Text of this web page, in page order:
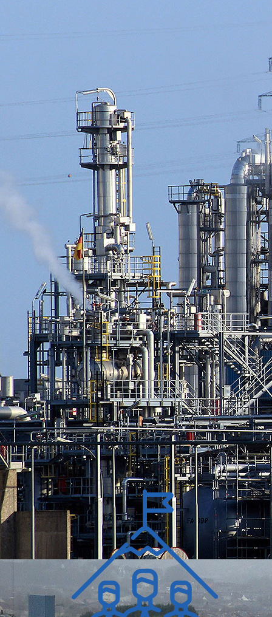
Почему мы?
Главное для нас -улучшение экономических показателей
путем внедрения оптимальных
технологических решений и методов в сфере подготовки,
очистки и реагентной обработки воды.
ТОО «Asia Water Service» предлагает комплексные
решения и качественное исполнение проектов
подготовки и очистки воды для следующих отраслей
промышленности: энергетика, нефтепереработка и
нефтехимия, металлургия, пищевая промышленность,
ЖКХ, легкая промышленность, машиностроение.
За 20 лет опыта, специалистами компании
разработано, зарегистрировано и внедрено более 10
патентов
Наши преимущества
Мы сочетаем современные технологии, оборудование
ведущих зарубежных компаний, а многолетний опыт нашей
команды позволяет преодолевать любые трудности,
возникающие на проект.